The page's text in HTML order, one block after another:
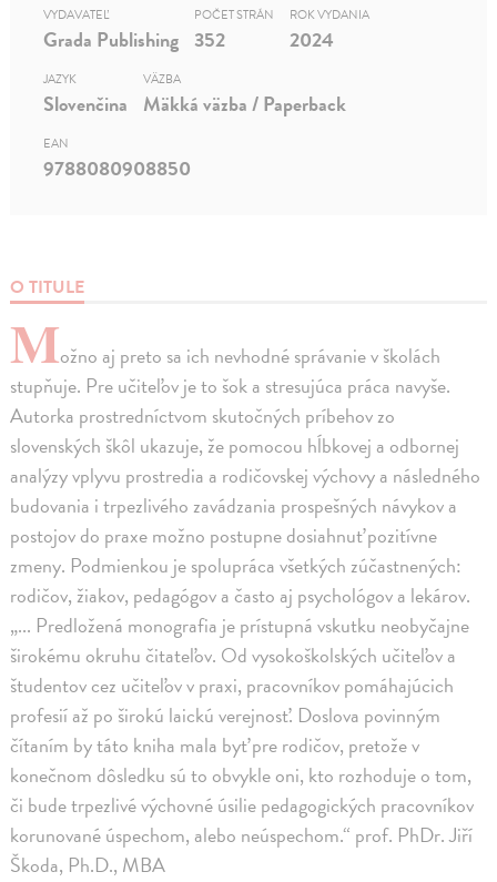
O TITULE
Možno aj preto sa ich nevhodné správanie v školách
stupňuje. Pre učiteľov je to šok a stresujúca práca navyše.
Autorka prostredníctvom skutočných príbehov zo
slovenských škôl ukazuje, že pomocou hĺbkovej a odbornej
analýzy vplyvu prostredia a rodičovskej výchovy a následného
budovania i trpezlivého zavádzania prospešných návykov a
postojov do praxe možno postupne dosiahnuť pozitívne
zmeny. Podmienkou je spolupráca všetkých zúčastnených:
rodičov, žiakov, pedagógov a často aj psychológov a lekárov.
„... Predložená monografia je prístupná vskutku neobyčajne
širokému okruhu čitateľov. Od vysokoškolských učiteľov a
študentov cez učiteľov v praxi, pracovníkov pomáhajúcich
profesií až po širokú laickú verejnosť. Doslova povinným
čítaním by táto kniha mala byť pre rodičov, pretože v
konečnom dôsledku sú to obvykle oni, kto rozhoduje o tom,
či bude trpezlivé výchovné úsilie pedagogických pracovníkov
korunované úspechom, alebo neúspechom.“ prof. PhDr. Jiří
Škoda, Ph.D., MBA
VYDAVATEĽ
Grada Publishing
POČET STRÁN
352
ROK VYDANIA
2024
JAZYK
Slovenčina
VÄZBA
Mäkká väzba / Paperback
EAN
9788080908850